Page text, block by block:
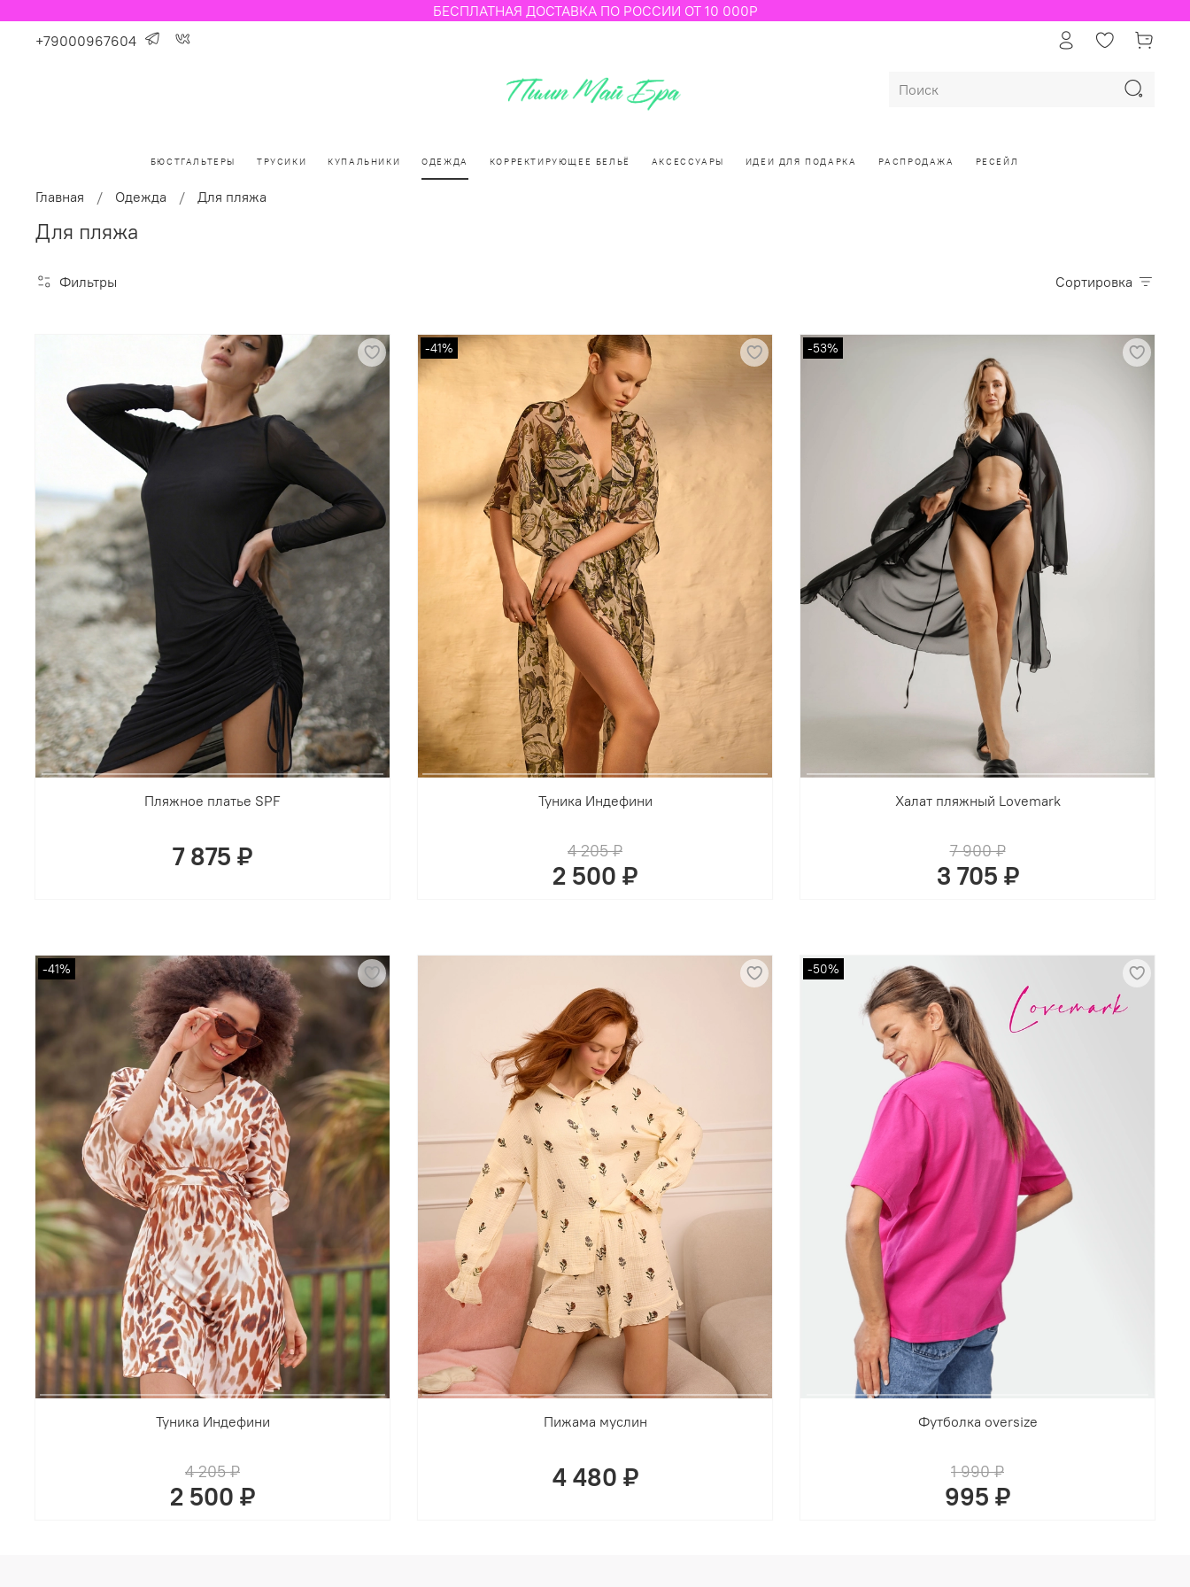
БЕСПЛАТНАЯ ДОСТАВКА ПО РОССИИ ОТ 10 000Р
+79000967604
БЮСТГАЛЬТЕРЫ ТРУСИКИ КУПАЛЬНИКИ ОДЕЖДА КОРРЕКТИРУЮЩЕЕ БЕЛЬЁ АКСЕССУАРЫ ИДЕИ ДЛЯ ПОДАРКА РАСПРОДАЖА РЕСЕЙЛ
Главная Одежда Для пляжа
Для пляжа
Фильтры Сортировка
Пляжное платье SPF
7 875 ₽
-41%
Туника Индефини
4 205 ₽
2 500 ₽
-53%
Халат пляжный Lovemark
7 900 ₽
3 705 ₽
-41%
Туника Индефини
4 205 ₽
2 500 ₽
Пижама муслин
4 480 ₽
-50%
Футболка oversize
1 990 ₽
995 ₽